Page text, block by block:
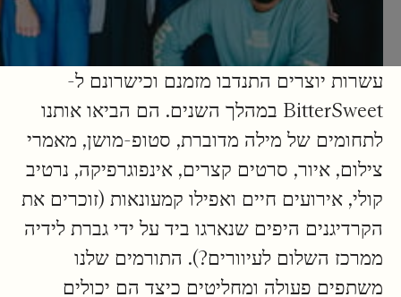
עשרות יוצרים התנדבו מזמנם וכישרונם ל-
BitterSweet במהלך השנים. הם הביאו אותנו
לתחומים של מילה מדוברת, סטופ-מושן, מאמרי
צילום, איור, סרטים קצרים, אינפוגרפיקה, נרטיב
קולי, אירועים חיים ואפילו קמעונאות (זוכרים את
הקרדיגנים היפים שנארגו ביד על ידי גברת לידיה
ממרכז השלום לעיוורים?). התורמים שלנו
משתפים פעולה ומחליטים כיצד הם יכולים